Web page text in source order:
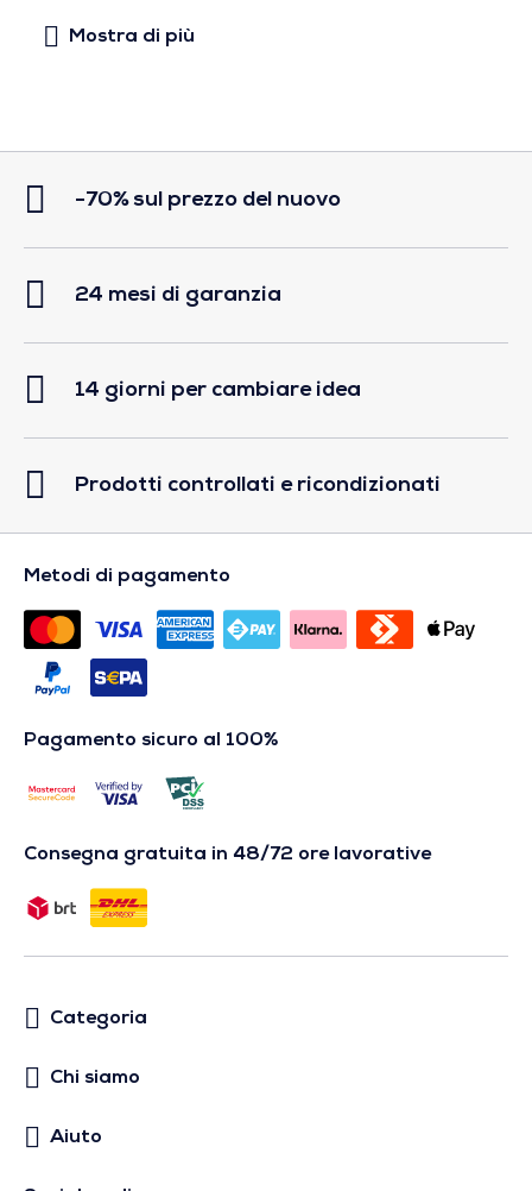
-70% sul prezzo del nuovo
24 mesi di garanzia
14 giorni per cambiare idea
Prodotti controllati e ricondizionati
Metodi di pagamento
Pagamento sicuro al 100%
Consegna gratuita in 48/72 ore lavorative
Categoria
Chi siamo
Aiuto